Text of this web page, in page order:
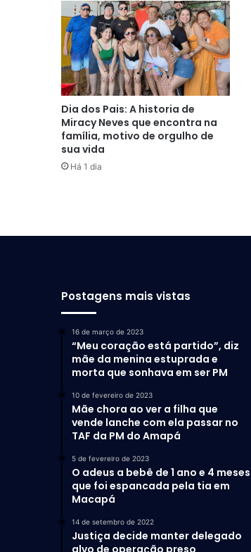
Dia dos Pais: A historia de
Miracy Neves que encontra na
família, motivo de orgulho de
sua vida
Há 1 dia
Postagens mais vistas
16 de março de 2023
“Meu coração está partido”, diz
mãe da menina estuprada e
morta que sonhava em ser PM
10 de fevereiro de 2023
Mãe chora ao ver a filha que
vende lanche com ela passar no
TAF da PM do Amapá
5 de fevereiro de 2023
O adeus a bebê de 1 ano e 4 meses
que foi espancada pela tia em
Macapá
14 de setembro de 2022
Justiça decide manter delegado
alvo de operação preso